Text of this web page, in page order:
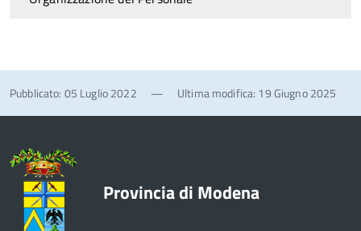
Pubblicato: 05 Luglio 2022 — Ultima modifica: 19 Giugno 2025
Provincia di Modena